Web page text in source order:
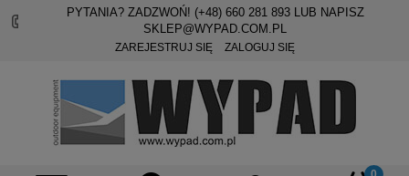
PYTANIA? ZADZWOŃ! (+48) 660 281 893LUB NAPISZ
SKLEP@WYPAD.COM.PL
ZAREJESTRUJ SIĘ ZALOGUJ SIĘ